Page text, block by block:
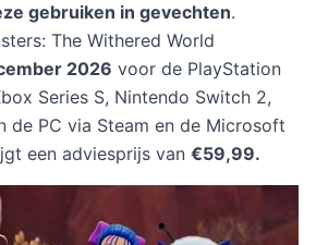
gebruiken in gevechten.
The Withered World
2026 voor de PlayStation
Series S, Nintendo Switch 2,
de PC via Steam en de Microsoft
een adviesprijs van €59,99.